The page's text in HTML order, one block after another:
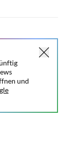
und